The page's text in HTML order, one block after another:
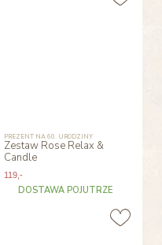
PREZENT NA 60. URODZINY
Zestaw Rose Relax &
Candle
119 ,-
DOSTAWA POJUTRZE